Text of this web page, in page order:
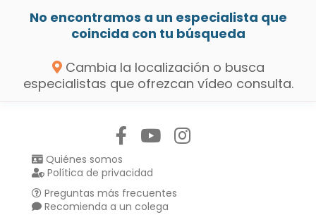
No encontramos a un especialista que
coincida con tu búsqueda
Cambia la localización o busca
especialistas que ofrezcan vídeo consulta.
Quiénes somos
Política de privacidad
Preguntas más frecuentes
Recomienda a un colega